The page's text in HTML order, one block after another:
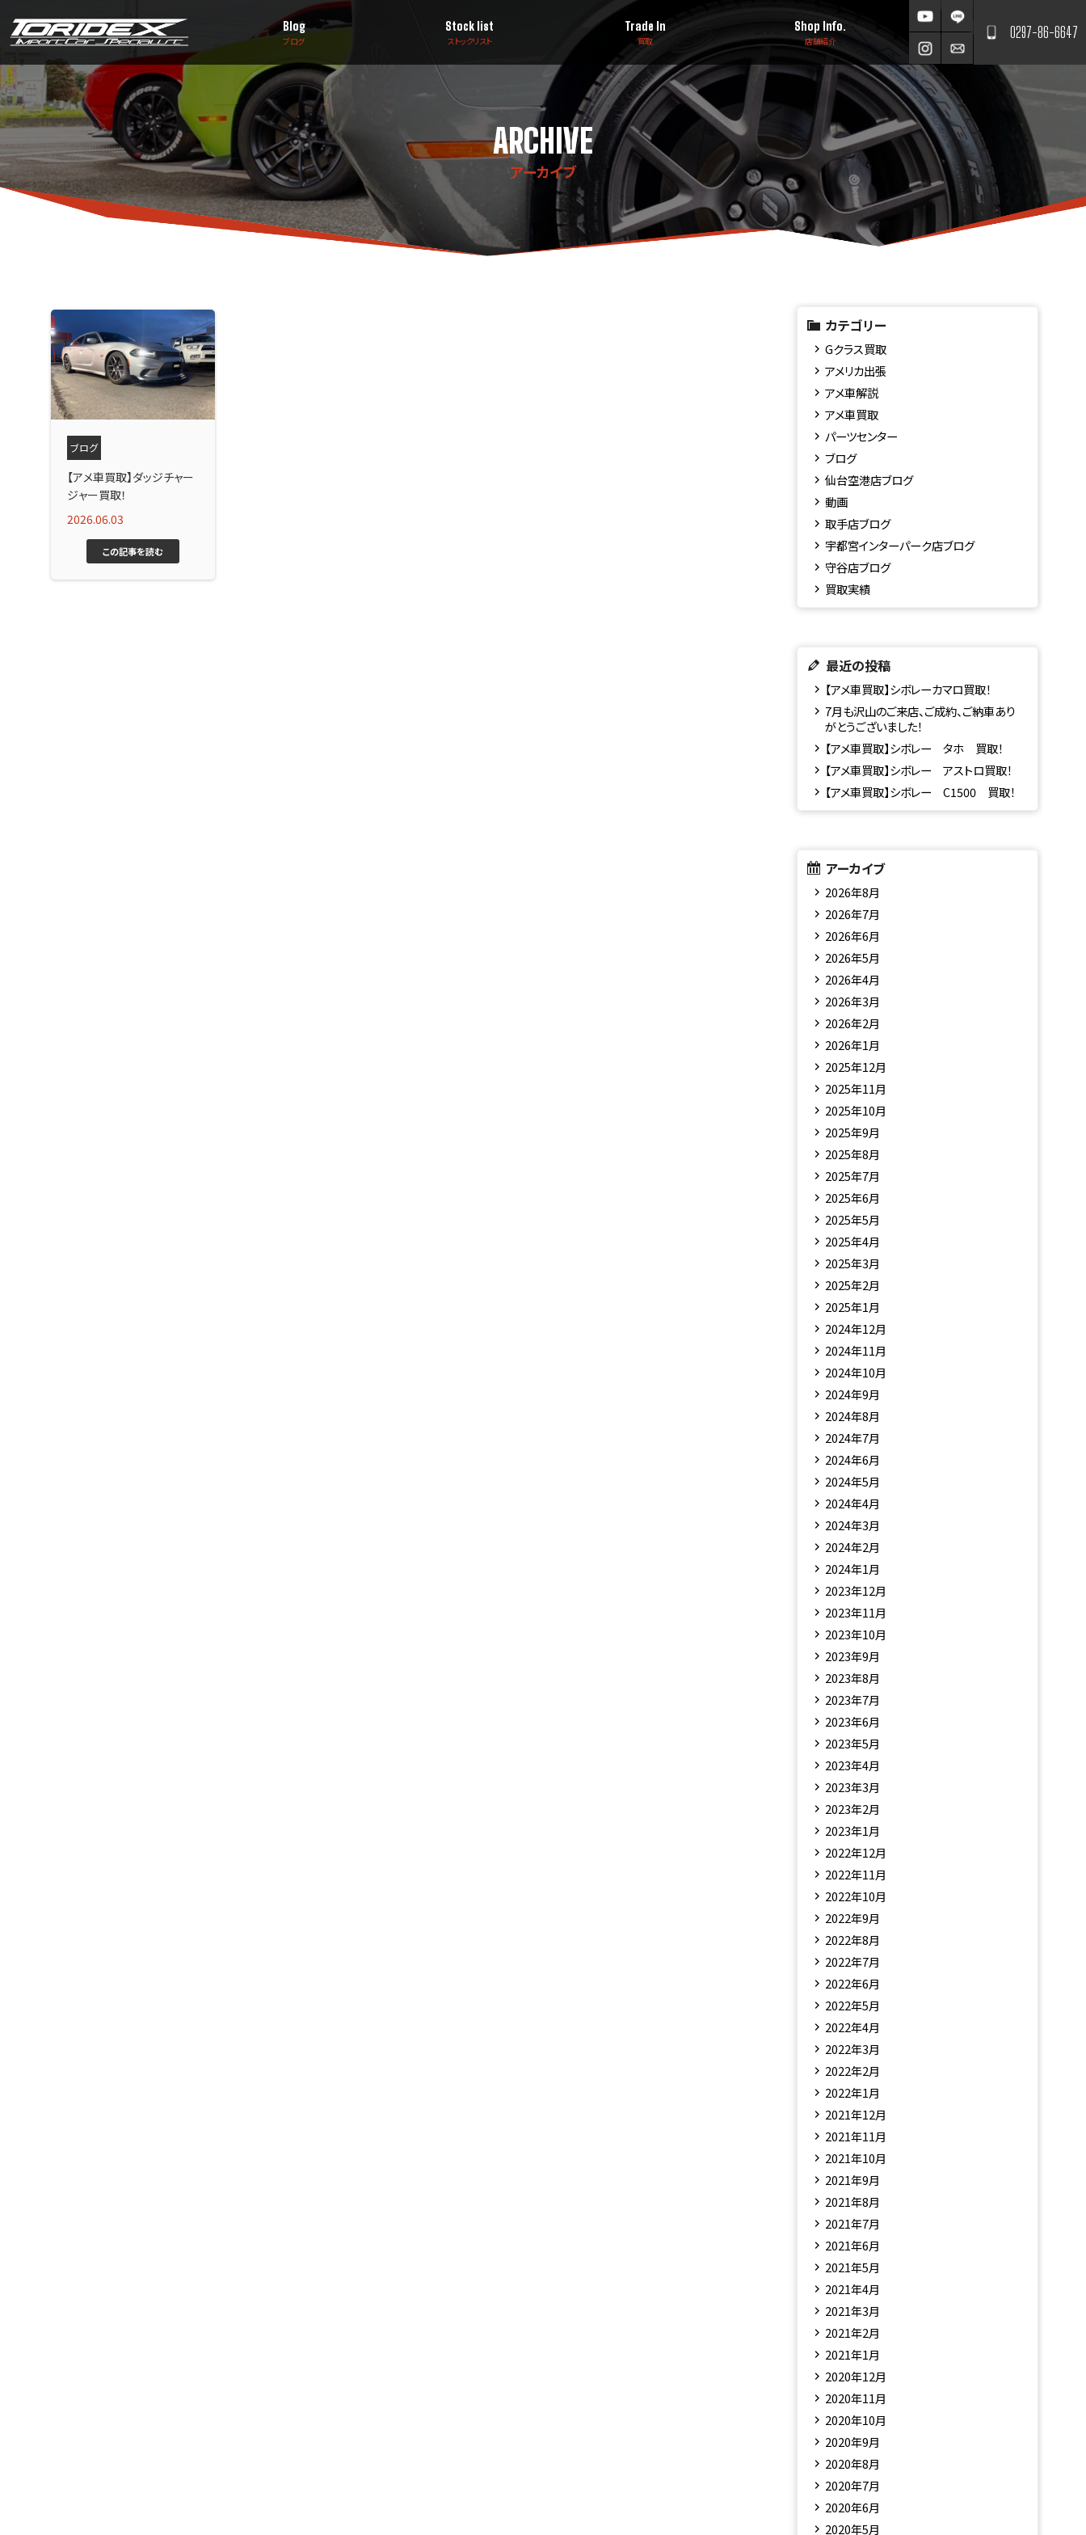
0297-86-6647
Blog
ブログ
Stock list
ストックリスト
Trade In
買取
Shop Info.
店舗紹介
ARCHIVE
アーカイブ
ブログ
【アメ車買取】ダッジチャー
ジャー買取！
2026.06.03
この記事を読む
カテゴリー
Gクラス買取
アメリカ出張
アメ車解説
アメ車買取
パーツセンター
ブログ
仙台空港店ブログ
動画
取手店ブログ
宇都宮インターパーク店ブログ
守谷店ブログ
買取実績
最近の投稿
【アメ車買取】シボレーカマロ買取！
7月も沢山のご来店、ご成約、ご納車あり
がとうございました！
【アメ車買取】シボレー タホ 買取！
【アメ車買取】シボレー アストロ買取！
【アメ車買取】シボレー C1500 買取！
アーカイブ
2026年8月
2026年7月
2026年6月
2026年5月
2026年4月
2026年3月
2026年2月
2026年1月
2025年12月
2025年11月
2025年10月
2025年9月
2025年8月
2025年7月
2025年6月
2025年5月
2025年4月
2025年3月
2025年2月
2025年1月
2024年12月
2024年11月
2024年10月
2024年9月
2024年8月
2024年7月
2024年6月
2024年5月
2024年4月
2024年3月
2024年2月
2024年1月
2023年12月
2023年11月
2023年10月
2023年9月
2023年8月
2023年7月
2023年6月
2023年5月
2023年4月
2023年3月
2023年2月
2023年1月
2022年12月
2022年11月
2022年10月
2022年9月
2022年8月
2022年7月
2022年6月
2022年5月
2022年4月
2022年3月
2022年2月
2022年1月
2021年12月
2021年11月
2021年10月
2021年9月
2021年8月
2021年7月
2021年6月
2021年5月
2021年4月
2021年3月
2021年2月
2021年1月
2020年12月
2020年11月
2020年10月
2020年9月
2020年8月
2020年7月
2020年6月
2020年5月